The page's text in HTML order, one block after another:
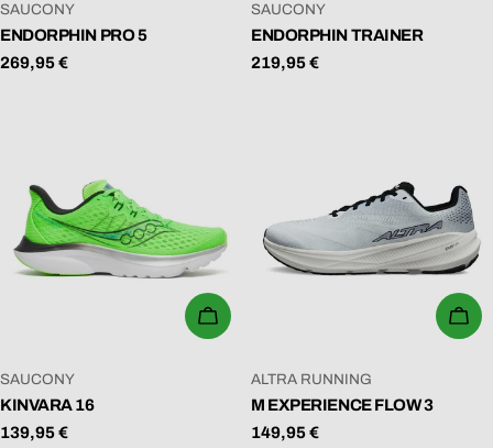
VERKÄUFER:
SAUCONY
ENDORPHIN PRO 5
Regulärer
269,95 €
VERKÄUFER:
SAUCONY
ENDORPHIN TRAINER
Regulärer
219,95 €
WÄHLEN SIE OPTIONEN
VERKÄUFER:
SAUCONY
KINVARA 16
Regulärer
139,95 €
VERKÄUFER:
ALTRA RUNNING
M EXPERIENCE FLOW 3
Regulärer
149,95 €